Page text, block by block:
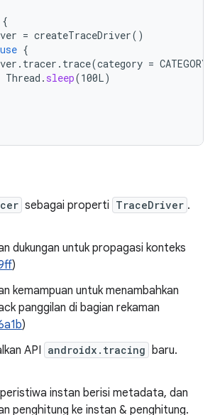
{
= createTraceDriver()
use {
. tracer . trace(category =
Thread . sleep(100L)
sebagai properti TraceDriver .
dukungan untuk propagasi konteks
)
kemampuan untuk menambahkan
panggilan di bagian rekaman
)
API androidx.tracing baru.
peristiwa instan berisi metadata, dan
penghitung ke instan & penghitung.